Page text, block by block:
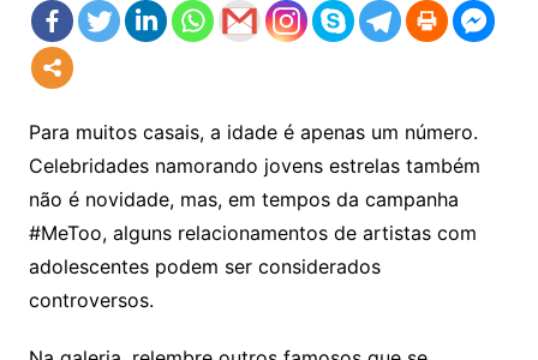
Para muitos casais, a idade é apenas um número.
Celebridades namorando jovens estrelas também
não é novidade, mas, em tempos da campanha
#MeToo, alguns relacionamentos de artistas com
adolescentes podem ser considerados
controversos.